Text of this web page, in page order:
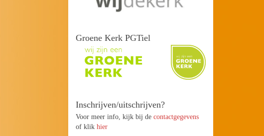
Groene Kerk PGTiel
Inschrijven/uitschrijven?
Voor meer info, kijk bij decontactgegevens
of klikhier